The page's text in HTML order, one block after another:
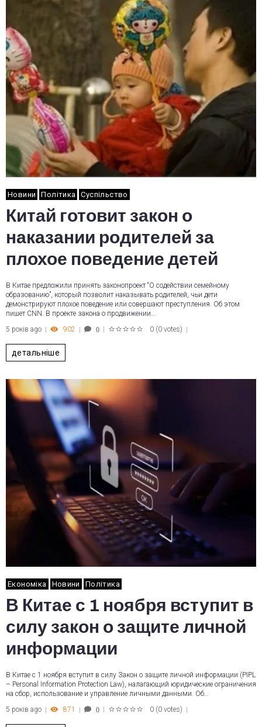
Новини Політика Суспільство
Китай готовит закон о
наказании родителей за
плохое поведение детей
В Китае предложили принять законопроект “О содействии семейному
образованию”, который позволит наказывать родителей, чьи дети
демонстрируют плохое поведение или совершают преступления. Об этом
пишет CNN. В проекте закона о продвижении…
5 років ago
902 0 0 (0 votes)
детальніше
Економіка Новини Політика
В Китае с 1 ноября вступит в
силу закон о защите личной
информации
В Китае с 1 ноября вступит в силу Закон о защите личной информации (PIPL
– Personal Information Protection Law), налагающий юридические ограничения
на сбор, использование и управление личными данными. Об…
5 років ago
871 0 0 (0 votes)